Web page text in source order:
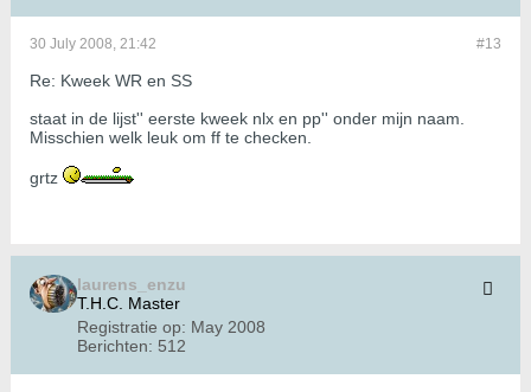
#13
30 July 2008, 21:42
Re: Kweek WR en SS
staat in de lijst'' eerste kweek nlx en pp'' onder mijn naam.
Misschien welk leuk om ff te checken.
grtz
laurens_enzu
T.H.C. Master
Registratie op: May 2008
Berichten: 512